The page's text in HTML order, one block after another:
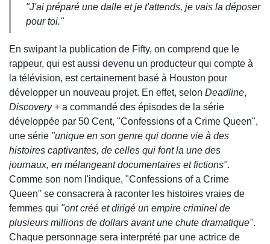
"J'ai préparé une dalle et je t'attends, je vais la déposer
pour toi."
En swipant la publication de Fifty, on comprend que le
rappeur, qui est aussi devenu un producteur qui compte à
la télévision, est certainement basé à Houston pour
développer un nouveau projet. En effet, selon Deadline,
Discovery + a commandé des épisodes de la série
développée par 50 Cent, "Confessions of a Crime Queen",
une série "unique en son genre qui donne vie à des
histoires captivantes, de celles qui font la une des
journaux, en mélangeant documentaires et fictions".
Comme son nom l'indique, "Confessions of a Crime
Queen" se consacrera à raconter les histoires vraies de
femmes qui "ont créé et dirigé un empire criminel de
plusieurs millions de dollars avant une chute dramatique".
Chaque personnage sera interprété par une actrice de